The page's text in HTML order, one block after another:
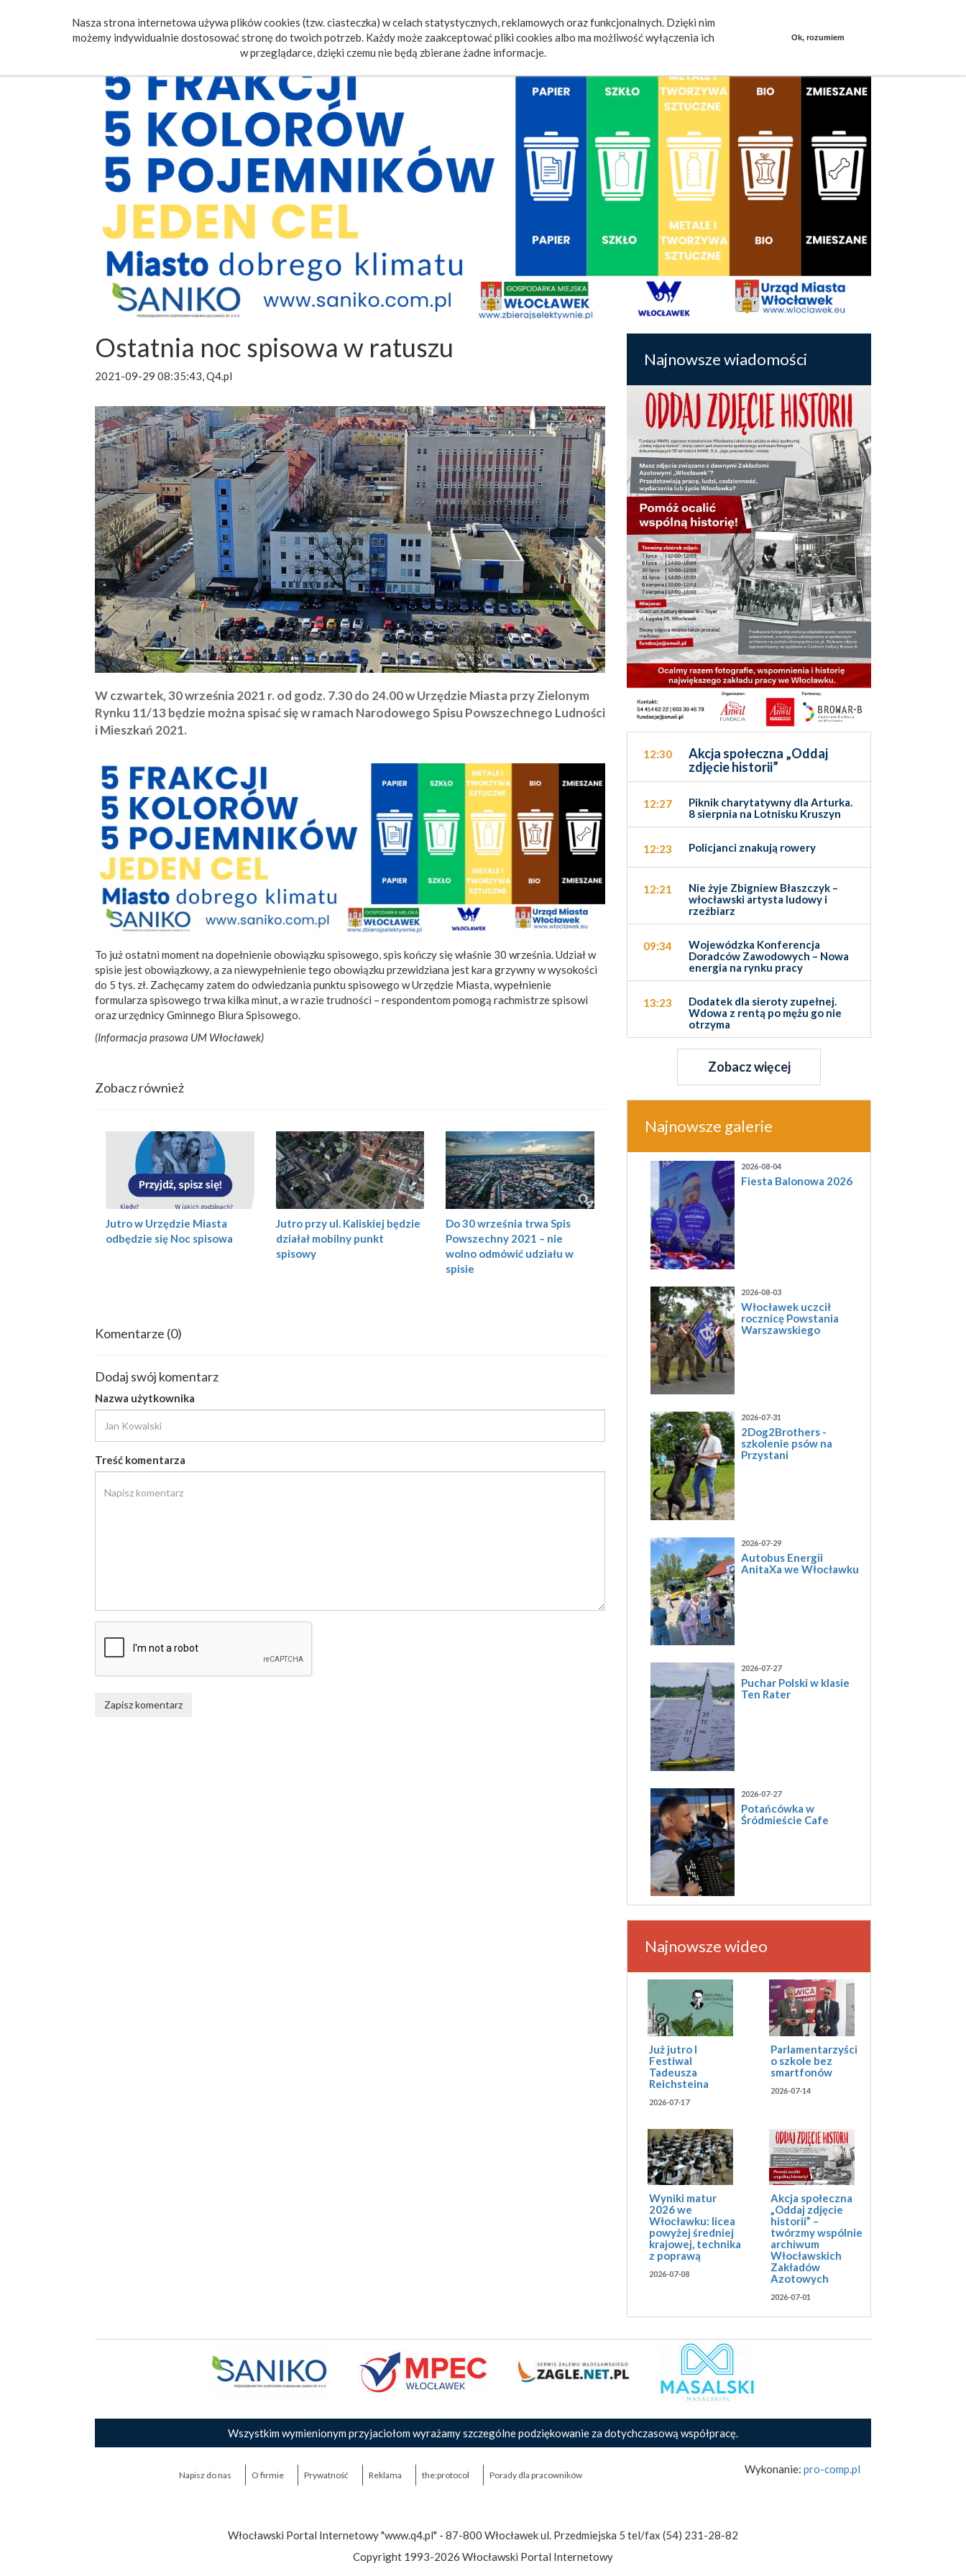
Nasza strona internetowa używa plików cookies (tzw. ciasteczka) w celach statystycznych, reklamowych oraz funkcjonalnych. Dzięki nim
możemy indywidualnie dostosować stronę do twoich potrzeb. Każdy może zaakceptować pliki cookies albo ma możliwość wyłączenia ich
w przeglądarce, dzięki czemu nie będą zbierane żadne informacje.
Ok, rozumiem
Poczta Wydarzenia Ogłoszenia Video Fotorelacje Mieszkańcy mówią
Ostatnia noc spisowa w ratuszu
2021-09-29 08:35:43, Q4.pl
W czwartek, 30 września 2021 r. od godz. 7.30 do 24.00 w Urzędzie Miasta przy Zielonym
Rynku 11/13 będzie można spisać się w ramach Narodowego Spisu Powszechnego Ludności
i Mieszkań 2021.
To już ostatni moment na dopełnienie obowiązku spisowego, spis kończy się właśnie 30 września. Udział w
spisie jest obowiązkowy, a za niewypełnienie tego obowiązku przewidziana jest kara grzywny w wysokości
do 5 tys. zł. Zachęcamy zatem do odwiedzania punktu spisowego w Urzędzie Miasta, wypełnienie
formularza spisowego trwa kilka minut, a w razie trudności – respondentom pomogą rachmistrze spisowi
oraz urzędnicy Gminnego Biura Spisowego.
(Informacja prasowa UM Włocławek)
Zobacz również
Jutro w Urzędzie Miasta
odbędzie się Noc spisowa
Jutro przy ul. Kaliskiej będzie
działał mobilny punkt
spisowy
Do 30 września trwa Spis
Powszechny 2021 – nie
wolno odmówić udziału w
spisie
Komentarze (0)
Dodaj swój komentarz
Nazwa użytkownika
Treść komentarza
Zapisz komentarz
Najnowsze wiadomości
12:30
Akcja społeczna „Oddaj
zdjęcie historii”
12:27
Piknik charytatywny dla Arturka.
8 sierpnia na Lotnisku Kruszyn
12:23 Policjanci znakują rowery
12:21
Nie żyje Zbigniew Błaszczyk –
włocławski artysta ludowy i
rzeźbiarz
09:34
Wojewódzka Konferencja
Doradców Zawodowych – Nowa
energia na rynku pracy
13:23
Dodatek dla sieroty zupełnej.
Wdowa z rentą po mężu go nie
otrzyma
Zobacz więcej
Najnowsze galerie
2026-08-04
Fiesta Balonowa 2026
2026-08-03
Włocławek uczcił
rocznicę Powstania
Warszawskiego
2026-07-31
2Dog2Brothers -
szkolenie psów na
Przystani
2026-07-29
Autobus Energii
AnitaXa we Włocławku
2026-07-27
Puchar Polski w klasie
Ten Rater
2026-07-27
Potańcówka w
Śródmieście Cafe
Najnowsze wideo
Już jutro I
Festiwal
Tadeusza
Reichsteina
2026-07-17
Parlamentarzyści
o szkole bez
smartfonów
2026-07-14
Wyniki matur
2026 we
Włocławku: licea
powyżej średniej
krajowej, technika
z poprawą
2026-07-08
Akcja społeczna
„Oddaj zdjęcie
historii” –
twórzmy wspólnie
archiwum
Włocławskich
Zakładów
Azotowych
2026-07-01
Wszystkim wymienionym przyjaciołom wyrażamy szczególne podziękowanie za dotychczasową współpracę.
Wykonanie: pro-comp.pl
Napisz do nas O firmie Prywatność Reklama the:protocol Porady dla pracowników
Włocławski Portal Internetowy "www.q4.pl" - 87-800 Włocławek ul. Przedmiejska 5 tel/fax (54) 231-28-82
Copyright 1993-2026 Włocławski Portal Internetowy